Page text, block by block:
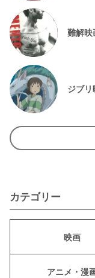
難解映
ジブ
カテゴリー
映画
アニメ・漫